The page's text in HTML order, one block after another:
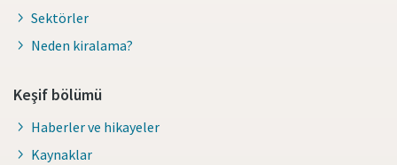
Sektörler
Neden kiralama?
Keşif bölümü
Haberler ve hikayeler
Kaynaklar